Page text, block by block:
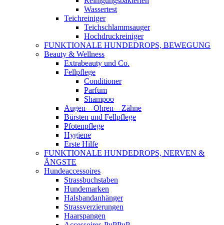
Wassertest
Teichreiniger
Teichschlammsauger
Hochdruckreiniger
FUNKTIONALE HUNDEDROPS, BEWEGUNG
Beauty & Wellness
Extrabeauty und Co.
Fellpflege
Conditioner
Parfum
Shampoo
Augen – Ohren – Zähne
Bürsten und Fellpflege
Pfotenpflege
Hygiene
Erste Hilfe
FUNKTIONALE HUNDEDROPS, NERVEN &
ÄNGSTE
Hundeaccessoires
Strassbuchstaben
Hundemarken
Halsbandanhänger
Strassverzierungen
Haarspangen